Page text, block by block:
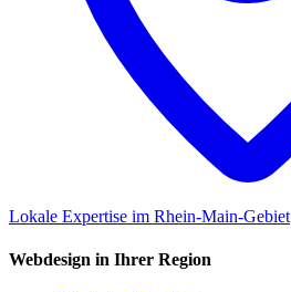
Lokale Expertise im Rhein-Main-Gebiet
Webdesign in Ihrer Region